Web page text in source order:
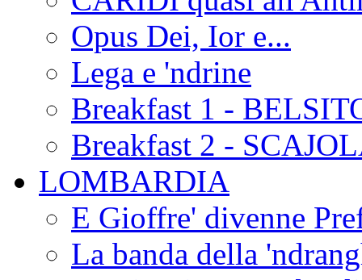
Opus Dei, Ior e...
Lega e 'ndrine
Breakfast 1 -
Breakfast 2 -
LOMBARDIA
E Gioffre' divenne
La banda della